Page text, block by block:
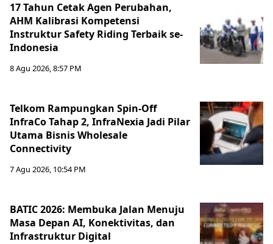
17 Tahun Cetak Agen Perubahan,
AHM Kalibrasi Kompetensi
Instruktur Safety Riding Terbaik se-
Indonesia
8 Agu 2026, 8:57 PM
Telkom Rampungkan Spin-Off
InfraCo Tahap 2, InfraNexia Jadi Pilar
Utama Bisnis Wholesale
Connectivity
7 Agu 2026, 10:54 PM
BATIC 2026: Membuka Jalan Menuju
Masa Depan AI, Konektivitas, dan
Infrastruktur Digital